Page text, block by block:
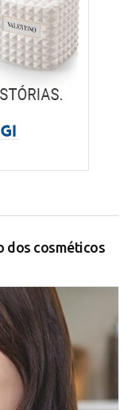
dos cosméticos